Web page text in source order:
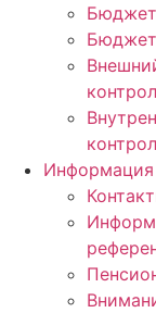
Информация